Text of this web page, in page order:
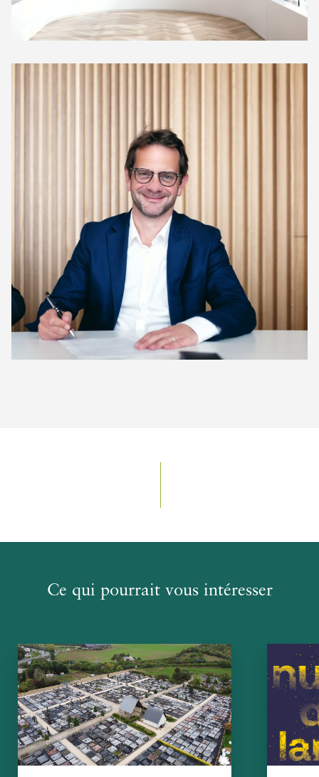
Ce qui pourrait vous intéresser